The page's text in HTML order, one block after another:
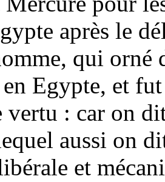
après le
qui orné
Egypte, et
vertu : car on
aussi on
et